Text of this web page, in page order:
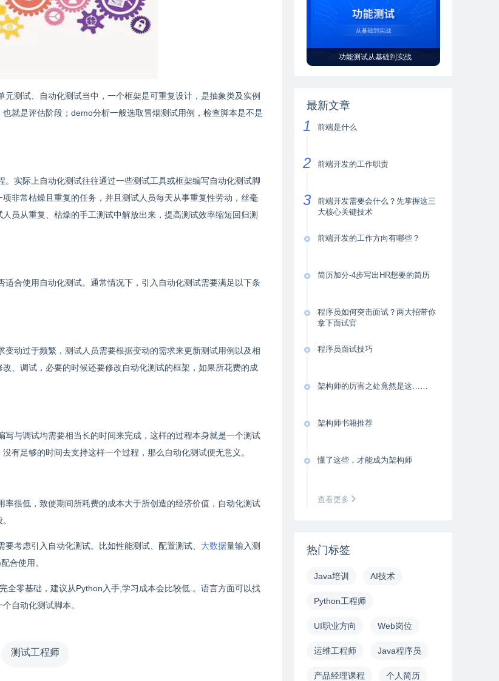
元测试、自动化测试当中，一个框架是可重复设计，是抽象类及实例
就是评估阶段；demo分析一般选取冒烟测试用例，检查脚本是不是
实际上自动化测试往往通过一些测试工具或框架编写自动化测试脚
非常枯燥且重复的任务，并且测试人员每天从事重复性劳动，丝毫
员从重复、枯燥的手工测试中解放出来，提高测试效率缩短回归测
合使用自动化测试。通常情况下，引入自动化测试需要满足以下条
动过于频繁，测试人员需要根据变动的需求来更新测试用例以及相
、调试，必要的时候还要修改自动化测试的框架，如果所花费的成
与调试均需要相当长的时间来完成，这样的过程本身就是一个测试
有足够的时间去支持这样一个过程，那么自动化测试便无意义。
很低，致使期间所耗费的成本大于所创造的经济价值，自动化测试
考虑引入自动化测试。比如性能测试、配置测试、 大数据量输入测
合使用。
全零基础，建议从Python入手,学习成本会比较低.。语言方面可以找
自动化测试脚本。
测试工程师
功能测试从基础到实战
最新文章
前端是什么
前端开发的工作职责
前端开发需要会什么？先掌握这三
大核心关键技术
前端开发的工作方向有哪些？
简历加分-4步写出HR想要的简历
程序员如何突击面试？两大招带你
拿下面试官
程序员面试技巧
架构师的厉害之处竟然是这……
架构师书籍推荐
懂了这些，才能成为架构师
查看更多
热门标签
Java培训 AI技术
Python工程师
UI职业方向 Web岗位
运维工程师 Java程序员
产品经理课程 个人简历